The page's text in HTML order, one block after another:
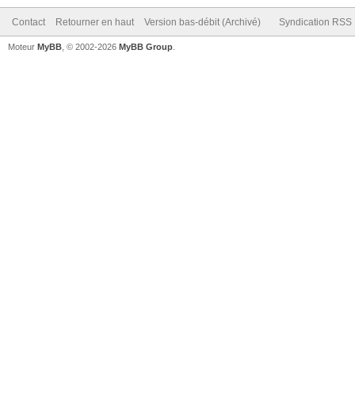
Contact Retourner en haut Version bas-débit (Archivé) Syndication RSS
Moteur MyBB , © 2002-2026 MyBB Group